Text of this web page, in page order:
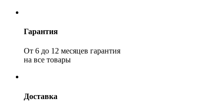
Гарантия
От 6 до 12 месяцев гарантия
на все товары
Доставка